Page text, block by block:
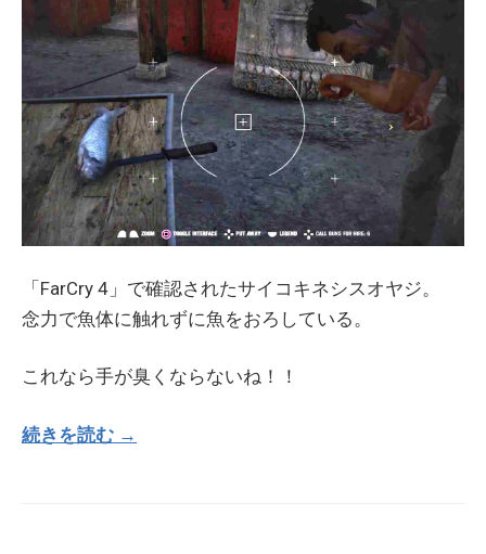
「FarCry 4」で確認されたサイコキネシスオヤジ。
念力で魚体に触れずに魚をおろしている。
これなら手が臭くならないね！！
続きを読む →